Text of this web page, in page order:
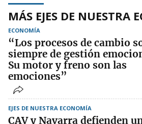
MÁS EJES DE NUESTRA
ECONOMÍA
“Los procesos de cambio
siempre de gestión
Su motor y freno son las
emociones”
EJES DE NUESTRA ECONOMÍA
CAV y Navarra defienden